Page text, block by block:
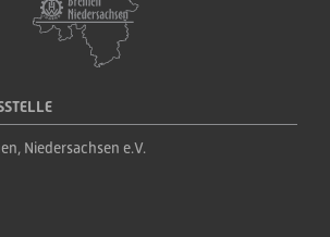
Niedersachsen e.V.